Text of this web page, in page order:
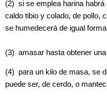
(2) si se emplea harina
caldo tibio y colado, de pollo,
se humedecerá de igual
(3) amasar hasta obtener
(4) para un kilo de masa, se
puede ser, de cerdo, o